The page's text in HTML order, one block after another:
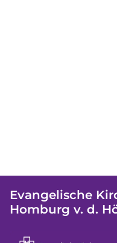
Evangelische
Homburg v. d.